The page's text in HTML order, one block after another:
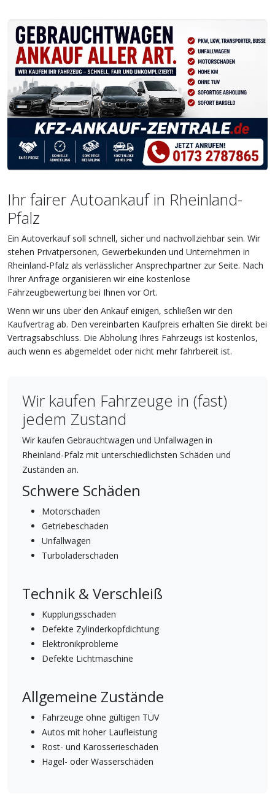
Ihr fairer Autoankauf in Rheinland-
Pfalz
Ein Autoverkauf soll schnell, sicher und nachvollziehbar sein. Wir
stehen Privatpersonen, Gewerbekunden und Unternehmen in
Rheinland-Pfalz als verlässlicher Ansprechpartner zur Seite. Nach
Ihrer Anfrage organisieren wir eine kostenlose
Fahrzeugbewertung bei Ihnen vor Ort.
Wenn wir uns über den Ankauf einigen, schließen wir den
Kaufvertrag ab. Den vereinbarten Kaufpreis erhalten Sie direkt bei
Vertragsabschluss. Die Abholung Ihres Fahrzeugs ist kostenlos,
auch wenn es abgemeldet oder nicht mehr fahrbereit ist.
Wir kaufen Fahrzeuge in (fast)
jedem Zustand
Wir kaufen Gebrauchtwagen und Unfallwagen in
Rheinland-Pfalz mit unterschiedlichsten Schäden und
Zuständen an.
Schwere Schäden
Motorschaden
Getriebeschaden
Unfallwagen
Turboladerschaden
Technik & Verschleiß
Kupplungsschaden
Defekte Zylinderkopfdichtung
Elektronikprobleme
Defekte Lichtmaschine
Allgemeine Zustände
Fahrzeuge ohne gültigen TÜV
Autos mit hoher Laufleistung
Rost- und Karosserieschäden
Hagel- oder Wasserschäden